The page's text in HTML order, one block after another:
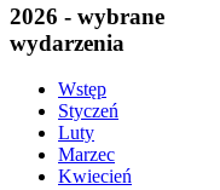
2026 - wybrane
wydarzenia
Wstęp
Styczeń
Luty
Marzec
Kwiecień